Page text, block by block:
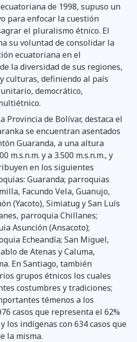
de 1998, supuso un
para enfocar la cuestión
el pluralismo étnico. El
su voluntad de consolidar la
ecuatoriana en el
la diversidad de sus regiones,
culturas, definiendo al país
democrático,
Provincia de Bolívar, destaca el
se encuentran asentados
Guaranda, a una altura
m.s.n.m. y a 3.500 m.s.n.m., y
en los siguientes
Guaranda; parroquias
Facundo Vela, Guanujo,
(Yacoto), Simiatug y San Luís
parroquia Chillanes;
Asunción (Ansacoto);
Echeandía; San Miguel,
de Atenas y Caluma,
En Santiago, también
grupos étnicos los cuales
costumbres y tradiciones;
témenos a los
casos que representa el 62%
los indígenas con 634 casos que
la misma.